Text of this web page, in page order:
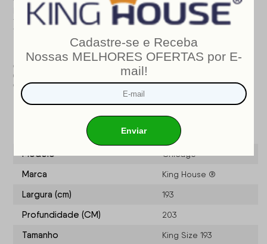
produto;
- Não nos responsabilizamos pela instalação e montagem;
- Prestamos assistência somente por defeitos de fabricação.
Nosso produto é certificado peloINMETRO!
CERTIFICADO DE CONFORMIDADE NÚMERO:
07424-001-
02/2019
OCP: 003
Especificações do produto
Modelo Chicago
Marca King House ®
Largura (cm) 193
Profundidade (CM) 203
Tamanho King Size 193